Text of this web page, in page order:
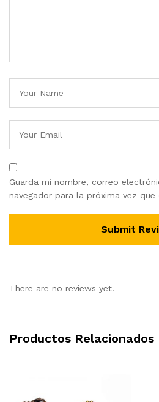
Guarda mi nombre, correo
navegador para la próxima vez que
There are no reviews yet.
Productos Relacionados